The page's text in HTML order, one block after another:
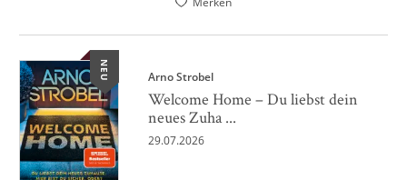
NEU Arno Strobel
Welcome Home – Du liebst dein
neues Zuha ...
29.07.2026